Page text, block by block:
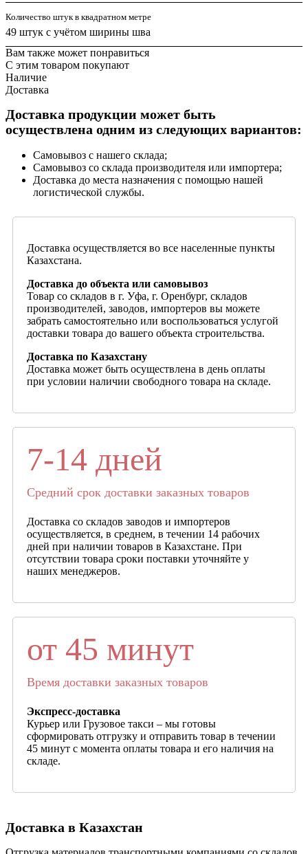
Количество штук в квадратном метре
49 штук с учётом ширины шва
Вам также может понравиться
С этим товаром покупают
Наличие
Доставка
Доставка продукции может быть
осуществлена одним из следующих вариантов:
Самовывоз с нашего склада;
Самовывоз со склада производителя или импортера;
Доставка до места назначения с помощью нашей
логистической службы.
Доставка осуществляется во все населенные пункты
Казахстана.
Доставка до объекта или самовывоз
Товар со складов в г. Уфа, г. Оренбург, складов
производителей, заводов, импортеров вы можете
забрать самостоятельно или воспользоваться услугой
доставки товара до вашего объекта строительства.
Доставка по Казахстану
Доставка может быть осуществлена в день оплаты
при условии наличии свободного товара на складе.
7-14 дней
Средний срок доставки заказных товаров
Доставка со складов заводов и импортеров
осуществляется, в среднем, в течении 14 рабочих
дней при наличии товаров в Казахстане. При
отсутствии товара сроки поставки уточняйте у
наших менеджеров.
от 45 минут
Время доставки заказных товаров
Экспресс-доставка
Курьер или Грузовое такси – мы готовы
сформировать отгрузку и отправить товар в течении
45 минут с момента оплаты товара и его наличия на
складе.
Доставка в Казахстан